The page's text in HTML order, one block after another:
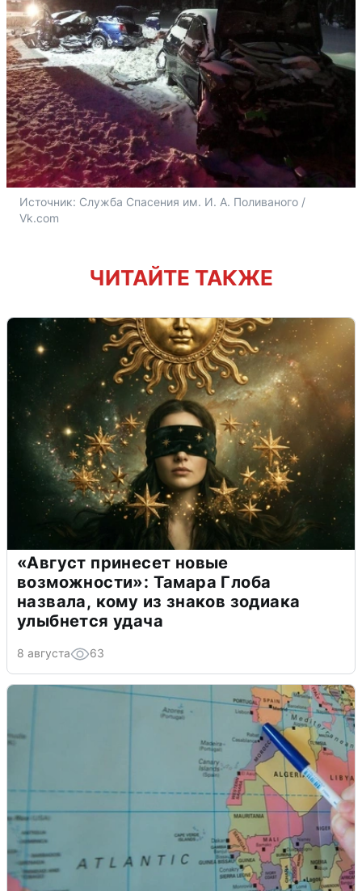
Источник: Служба Спасения им. И. А. Поливаного /
Vk.com
ЧИТАЙТЕ ТАКЖЕ
«Август принесет новые
возможности»: Тамара Глоба
назвала, кому из знаков зодиака
улыбнется удача
8 августа 63